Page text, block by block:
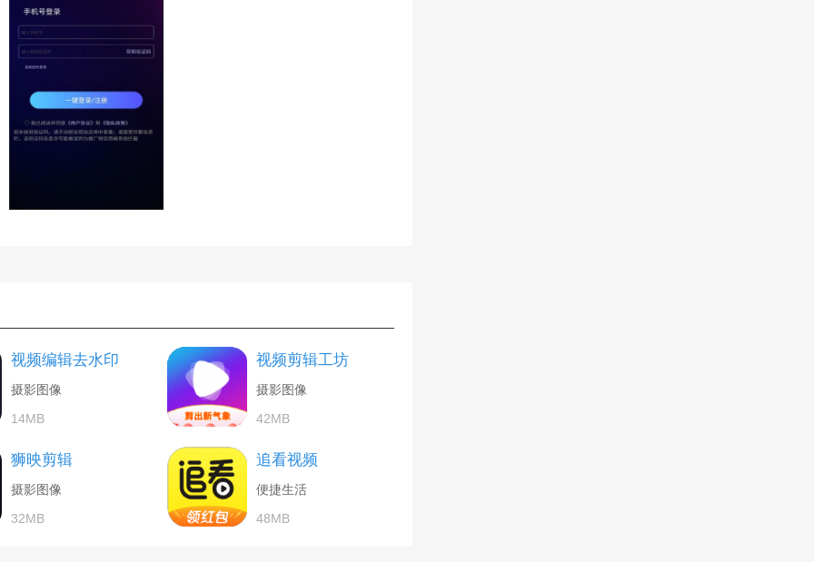
视频编辑去水印
摄影图像
14MB
视频剪辑工坊
摄影图像
42MB
狮映剪辑
摄影图像
32MB
追看视频
便捷生活
48MB